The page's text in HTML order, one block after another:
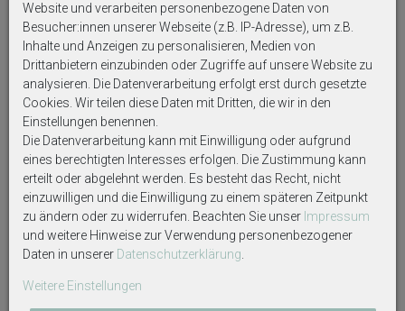
Handgefertigt in Deutschland von ZauberDeko.
Auf Produktbildern abgebildetes Zubehör sowie
Dekoartikel gehören nicht zum Lieferumfang, sofern
diese nicht ausdrücklich eingeschlossen werden.
Weitere interessante Artikel
Website und verarbeiten personenbezogene Daten von
Besucher:innen unserer Webseite (z.B. IP-Adresse), um z.B.
Inhalte und Anzeigen zu personalisieren, Medien von
Drittanbietern einzubinden oder Zugriffe auf unsere Website zu
analysieren. Die Datenverarbeitung erfolgt erst durch gesetzte
Cookies. Wir teilen diese Daten mit Dritten, die wir in den
Einstellungen benennen.
Die Datenverarbeitung kann mit Einwilligung oder aufgrund
eines berechtigten Interesses erfolgen. Die Zustimmung kann
erteilt oder abgelehnt werden. Es besteht das Recht, nicht
einzuwilligen und die Einwilligung zu einem späteren Zeitpunkt
zu ändern oder zu widerrufen. Beachten Sie unser Impressum
und weitere Hinweise zur Verwendung personenbezogener
Daten in unserer Daten­schutz­erklärung.
Weitere Einstellungen